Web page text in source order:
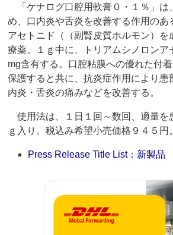
「ケナログ口腔用軟膏０・１％」は
め、口内炎や舌炎を改善する作用のあ
アセトニド（（副腎皮質ホルモン）を
療薬。１ｇ中に、トリアムシノロンア
mg含有する。口腔粘膜への優れた付
保護すると共に、抗炎症作用により患
内炎・舌炎の痛みなどを改善する。
使用法は、１日１回～数回、適量を
ｇ入り、税込み希望小売価格９４５円。
Press Release Title List：新製品